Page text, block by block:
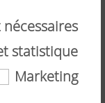
statistique
Marketing